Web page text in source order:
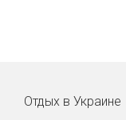
Отдых в Украине